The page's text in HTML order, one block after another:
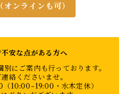
ンラインも可）
安な点がある方へ
にご案内も行っております。
絡くださいませ。
10:00~19:00・水木定休）